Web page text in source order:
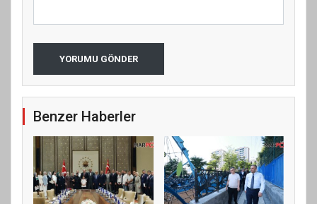
YORUMU GÖNDER
Benzer Haberler